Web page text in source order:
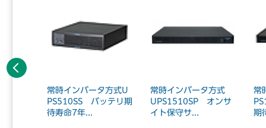
常時インバータ方式U
PS510SS バッテリ期
待寿命7年...
常時インバータ方式
UPS1510SP オンサ
イト保守サ...
常
期
前へ